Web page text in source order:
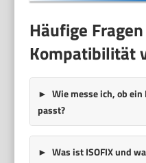
Häufige
Kompatibilität
Wie messe ich, ob
passt?
Was ist ISOFIX und